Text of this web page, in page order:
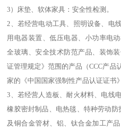
3）床垫、软体家具：安全性检测。
2、若经营电动工具、照明设备、电
用电器装置、低压电器、小功率电
全玻璃、安全技术防范产品、装饰
证管理规定》范围的产品（CCC产品
家的《中国国家强制性产品认证证书
3、若经营人造板、耐火材料、电线
橡胶密封制品、电热毯、特种劳动
及铜合金管材、铝、钛合金加工产